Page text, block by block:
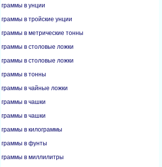
граммы в унции
граммы в тройские унции
граммы в метрические тонны
граммы в столовые ложки
граммы в столовые ложки
граммы в тонны
граммы в чайные ложки
граммы в чашки
граммы в чашки
граммы в килограммы
граммы в фунты
граммы в миллилитры